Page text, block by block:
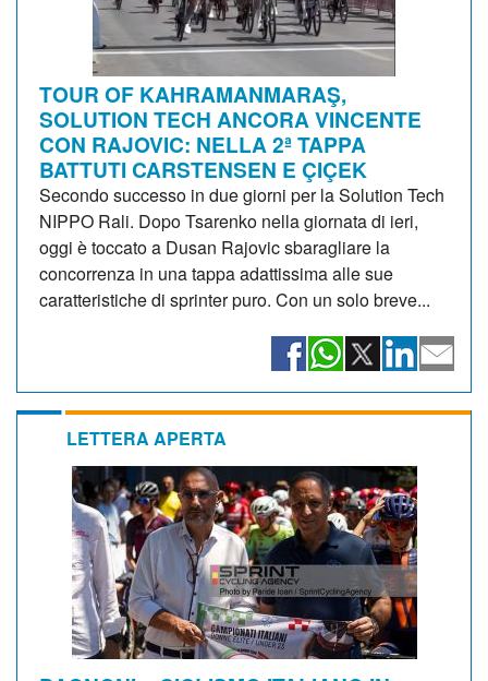
TOUR OF KAHRAMANMARAŞ,
SOLUTION TECH ANCORA VINCENTE
CON RAJOVIC: NELLA 2ª TAPPA
BATTUTI CARSTENSEN E ÇIÇEK
Secondo successo in due giorni per la Solution Tech
NIPPO Rali. Dopo Tsarenko nella giornata di ieri,
oggi è toccato a Dusan Rajovic sbaragliare la
concorrenza in una tappa adattissima alle sue
caratteristiche di sprinter puro. Con un solo breve...
LETTERA APERTA